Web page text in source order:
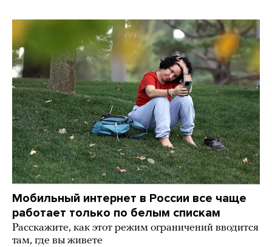
Мобильный интернет в России все чаще
работает только по белым спискам
Расскажите, как этот режим ограничений вводится
там, где вы живете